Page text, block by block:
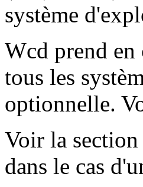
système
Wcd prend en
tous les
optionnelle.
Voir la
dans le cas